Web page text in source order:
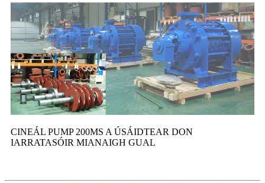
CINEÁL PUMP 200MS A ÚSÁIDTEAR DON
IARRATASÓIR MIANAIGH GUAL